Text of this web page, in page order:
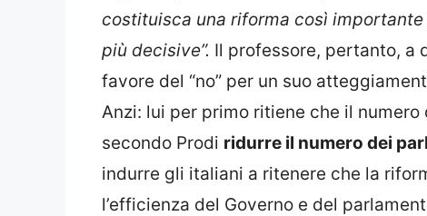
costituisca una riforma così
più decisive”. Il professore, pertanto, a
favore del “no” per un suo
Anzi: lui per primo ritiene che il
secondo Prodi ridurre il numero dei
indurre gli italiani a ritenere che la
l’efficienza del Governo e del